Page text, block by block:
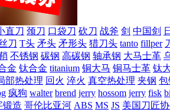
直刀 颈刀 口袋刀 砍刀 战斧 剑 中国剑
刀 T头 矛头 矛形头 猎刀头 tanto fillper
不锈钢 碳钢 高碳钢 轴承钢 大马士革
金 钛合金 titanium 铜大马 铜马士革 钛
部热处理 回火 淬火 真空热处理 夹钢 包
疯狗 walter brend jerry hossom jerry fisk
锻造 哥伦比亚河 ABS MS JS 美国刀匠